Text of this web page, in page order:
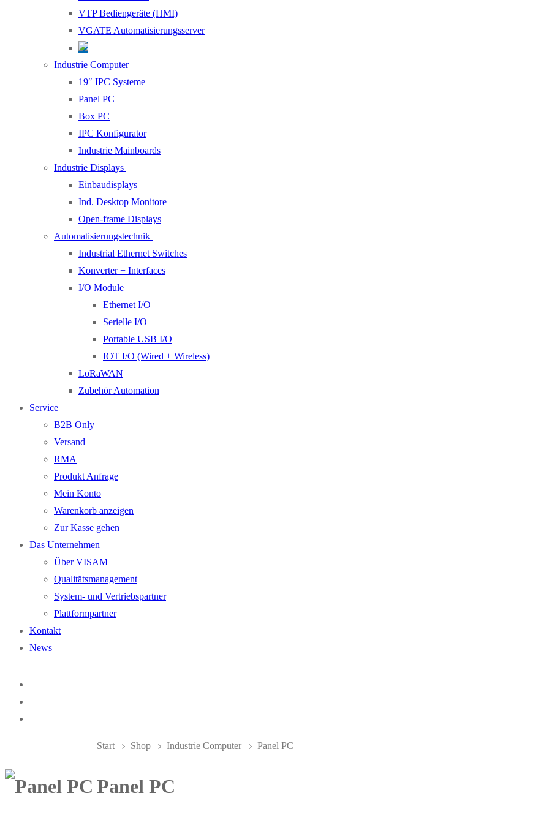
VTP Bediengeräte (HMI)
VGATE Automatisierungsserver
Industrie Computer
19″ IPC Systeme
Panel PC
Box PC
IPC Konfigurator
Industrie Mainboards
Industrie Displays
Einbaudisplays
Ind. Desktop Monitore
Open-frame Displays
Automatisierungstechnik
Industrial Ethernet Switches
Konverter + Interfaces
I/O Module
Ethernet I/O
Serielle I/O
Portable USB I/O
IOT I/O (Wired + Wireless)
LoRaWAN
Zubehör Automation
Service
B2B Only
Versand
RMA
Produkt Anfrage
Mein Konto
Warenkorb anzeigen
Zur Kasse gehen
Das Unternehmen
Über VISAM
Qualitätsmanagement
System- und Vertriebspartner
Plattformpartner
Kontakt
News
Start Shop Industrie Computer Panel PC
Panel PC